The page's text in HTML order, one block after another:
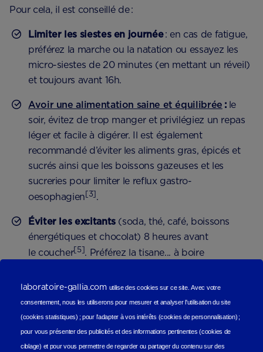
Pour cela, il est conseillé de :
Limiter les siestes en journée: en cas de fatigue,
préférez la marche ou la natation ou essayez les
micro-siestes de 20 minutes (en mettant un réveil)
et toujours avant 16h.
Avoir une alimentation saine et équilibrée :le
soir, évitez de trop manger et privilégiez un repas
léger et facile à digérer. Il est également
recommandé d’éviter les aliments gras, épicés et
sucrés ainsi que les boissons gazeuses et les
sucreries pour limiter le reflux gastro-
oesophagien[3].
Éviter les excitants (soda, thé, café, boissons
énergétiques et chocolat) 8 heures avant
le coucher[5]. Préférez la tisane... à boire
la soirée (pour limiter les réveils nocturnes liés à
l’envie d’uriner, plus fréquents en cas de
grossesse). Pensez à aller aux toilettes avant de
vous mettre au lit.
laboratoire-gallia.com utilise des cookies sur ce site.Avec votre
consentement, nous les utiliseronspour mesurer et analyser l'utilisation du site
(cookies statistiques) ;pour l'adapter à vos intérêts (cookies de personnalisation) ;
pour vous présenter des publicités et des informations pertinentes (cookies de
ciblage) et pour vous permettre de regarder ou partager du contenu sur des